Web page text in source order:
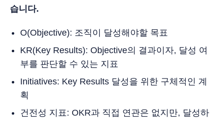
습니다.
O(Objective): 조직이 달성해야할 목표
KR(Key Results): Objective의 결과이자, 달성 여
부를 판단할 수 있는 지표
Initiatives: Key Results 달성을 위한 구체적인 계
획
건전성 지표: OKR과 직접 연관은 없지만, 달성하